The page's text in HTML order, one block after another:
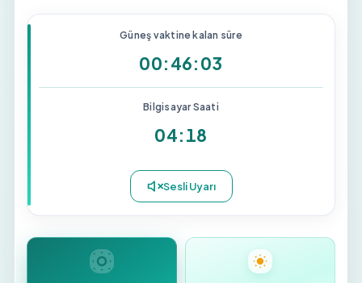
Güneş vaktine kalan süre
00:46:03
Bilgisayar Saati
04:18